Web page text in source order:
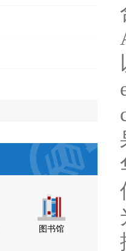
图书馆